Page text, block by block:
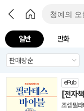
일반 만화
ePub
[전자
조셉 필라